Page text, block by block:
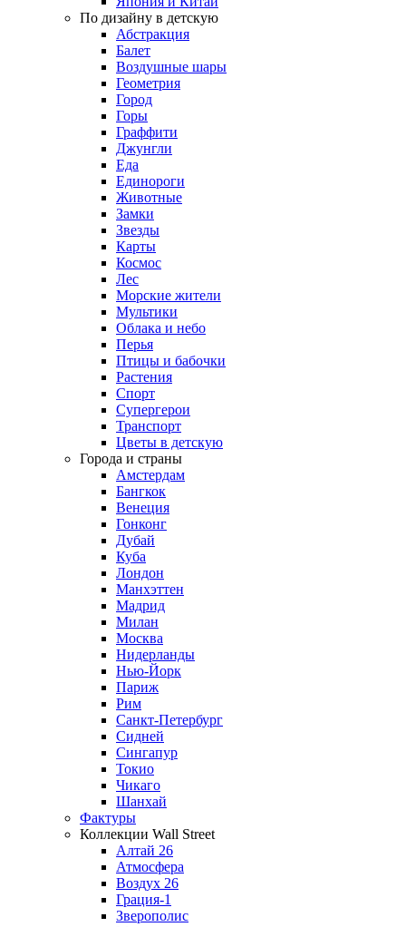
По дизайну в детскую
Абстракция
Балет
Воздушные шары
Геометрия
Город
Горы
Граффити
Джунгли
Еда
Единороги
Животные
Замки
Звезды
Карты
Космос
Лес
Морские жители
Мультики
Облака и небо
Перья
Птицы и бабочки
Растения
Спорт
Супергерои
Транспорт
Цветы в детскую
Города и страны
Амстердам
Бангкок
Венеция
Гонконг
Дубай
Куба
Лондон
Манхэттен
Мадрид
Милан
Москва
Нидерланды
Нью-Йорк
Париж
Рим
Санкт-Петербург
Сидней
Сингапур
Токио
Чикаго
Шанхай
Фактуры
Коллекции Wall Street
Алтай 26
Атмосфера
Воздух 26
Грация-1
Зверополис